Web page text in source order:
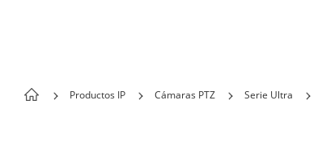
Productos IP Cámaras PTZ Serie Ultra